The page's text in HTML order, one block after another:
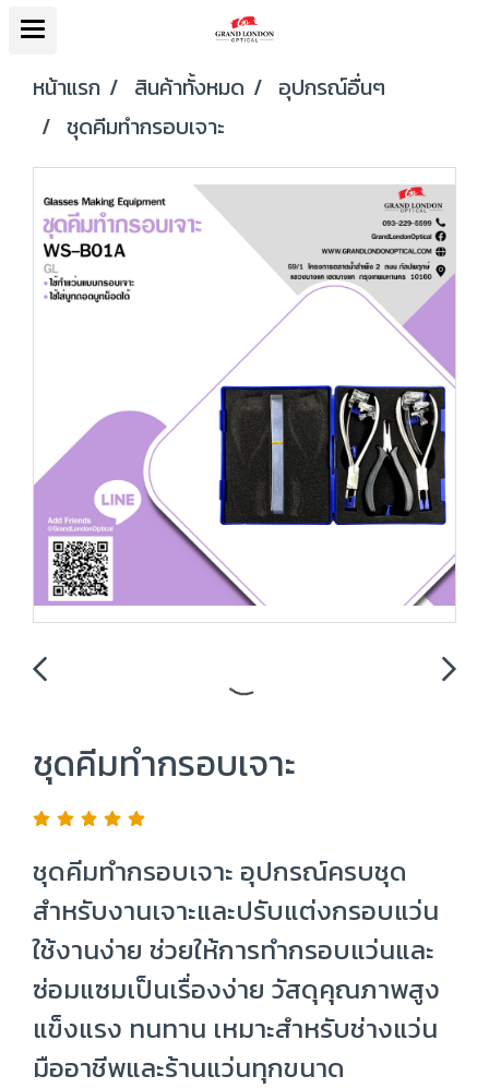
หน้าแรก สินค้าทั้งหมด
อุปกรณ์อื่นๆ
ชุดคีมทำกรอบเจาะ
ชุดคีมทำกรอบเจาะ
ชุดคีมทำกรอบเจาะ อุปกรณ์ครบชุด
สำหรับงานเจาะและปรับแต่งกรอบแว่น
ใช้งานง่าย ช่วยให้การทำกรอบแว่นและ
ซ่อมแซมเป็นเรื่องง่าย วัสดุคุณภาพสูง
แข็งแรง ทนทาน เหมาะสำหรับช่างแว่น
มืออาชีพและร้านแว่นทุกขนาด